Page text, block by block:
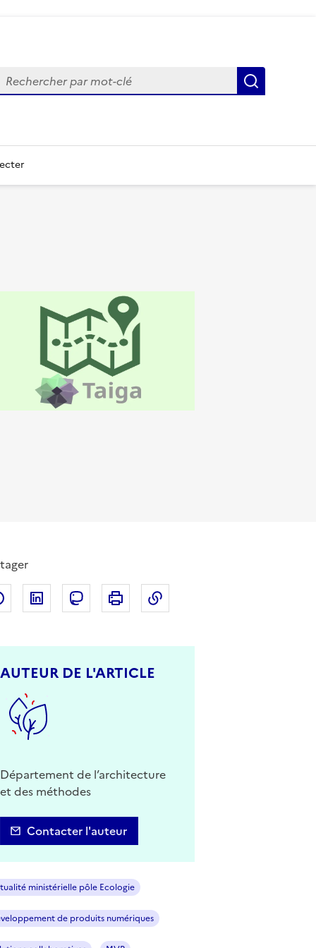
Rechercher
Partager sur Facebook
Partager sur LinkedIn
Partager sur Mastodon
Imprimer
AUTEUR DE L'ARTICLE
Département de l’architecture
et des méthodes
Contacter l'auteur
ministérielle pôle Ecologie
de produits numériques